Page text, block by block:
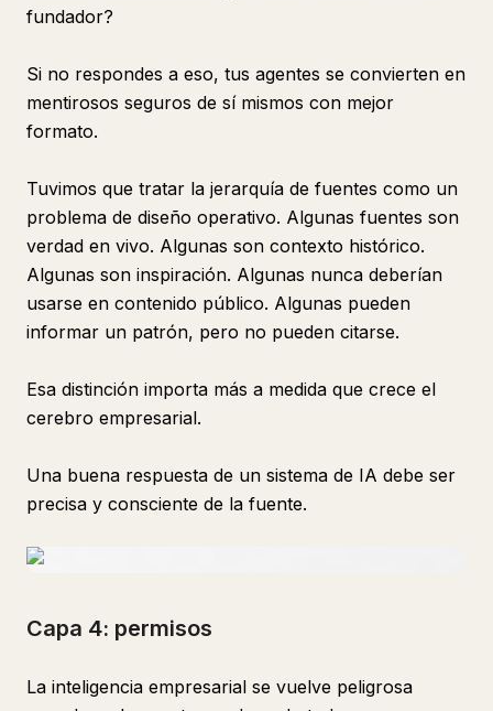
fundador?
Si no respondes a eso, tus agentes se convierten en
mentirosos seguros de sí mismos con mejor
formato.
Tuvimos que tratar la jerarquía de fuentes como un
problema de diseño operativo. Algunas fuentes son
verdad en vivo. Algunas son contexto histórico.
Algunas son inspiración. Algunas nunca deberían
usarse en contenido público. Algunas pueden
informar un patrón, pero no pueden citarse.
Esa distinción importa más a medida que crece el
cerebro empresarial.
Una buena respuesta de un sistema de IA debe ser
precisa y consciente de la fuente.
Capa 4: permisos
La inteligencia empresarial se vuelve peligrosa